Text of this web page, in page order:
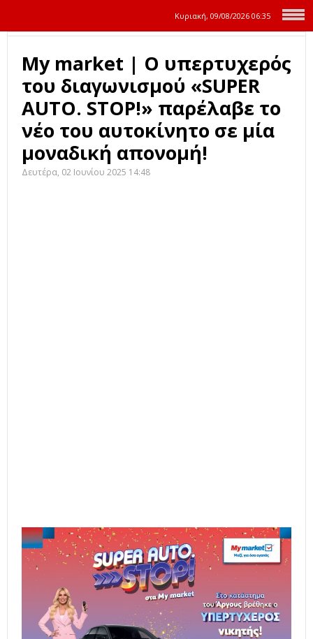
Κυριακή, 09/08/2026 06:35
My market | Ο υπερτυχερός
του διαγωνισμού «SUPER
AUTO. STOP!» παρέλαβε το
νέο του αυτοκίνητο σε μία
μοναδική απονομή!
Δευτέρα, 02 Ιουνίου 2025 14:48